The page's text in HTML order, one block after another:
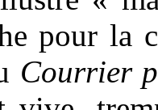
pour la
Courrier